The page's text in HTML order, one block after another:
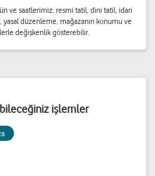
ve saatlerimiz; resmi tatil, dini tatil, idari
yasal düzenleme, mağazanın konumu ve
değişkenlik gösterebilir.
işlemler